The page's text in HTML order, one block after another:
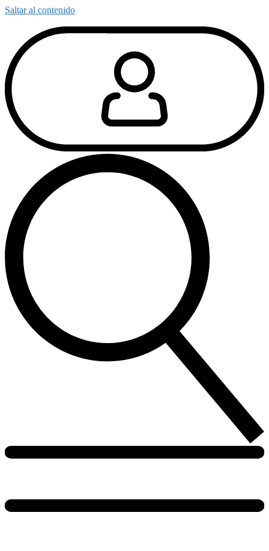
Saltar al contenido